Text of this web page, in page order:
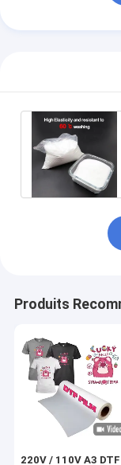
Produits
220V / 110V A3 DTF